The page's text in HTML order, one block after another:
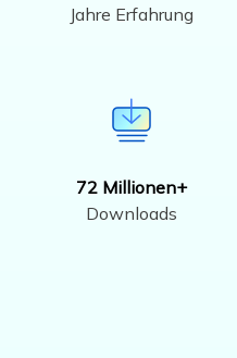
Jahre Erfahrung
72 Millionen+
Downloads